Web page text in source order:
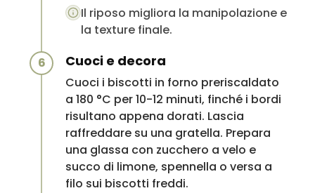
Il riposo migliora la manipolazione e
la texture finale.
6 Cuoci e decora
Cuoci i biscotti in forno preriscaldato
a 180 °C per 10-12 minuti, finché i bordi
risultano appena dorati. Lascia
raffreddare su una gratella. Prepara
una glassa con zucchero a velo e
succo di limone, spennella o versa a
filo sui biscotti freddi.